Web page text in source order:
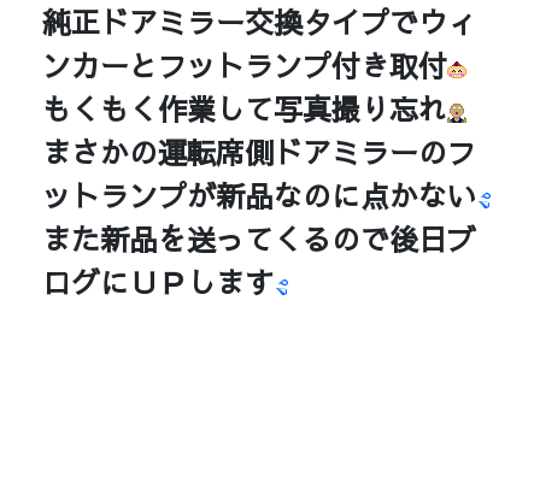
純正ドアミラー交換タイプでウィ
ンカーとフットランプ付き取付
もくもく作業して写真撮り忘れ
まさかの運転席側ドアミラーのフ
ットランプが新品なのに点かない
また新品を送ってくるので後日ブ
ログにＵＰします